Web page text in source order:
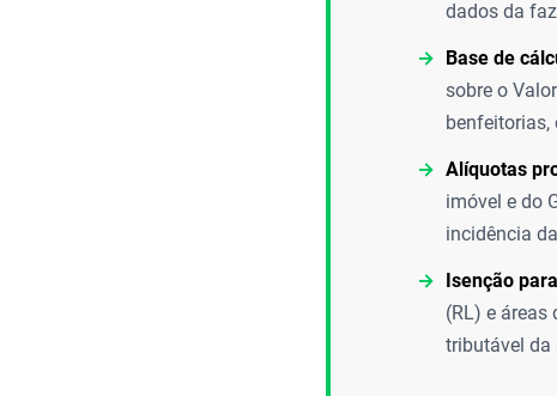
dados da
Base de
sobre o
benfeitorias,
Alíquotas
imóvel e do
incidência
Isenção
(RL) e
tributável da